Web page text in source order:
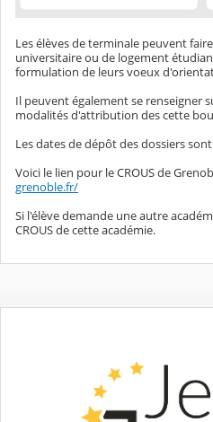
Les élèves de terminale peuvent
universitaire ou de logement
formulation de leurs voeux
Il peuvent également se renseigner
modalités d'attribution des cette
Les dates de dépôt des dossiers
Voici le lien pour le CROUS de
grenoble.fr/
Si l'élève demande une autre
CROUS de cette académie.